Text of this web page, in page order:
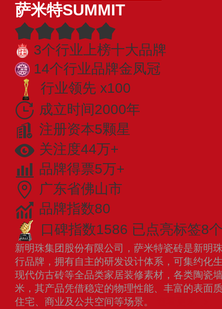
萨米特SUMMIT
3个行业上榜十大品牌
14个行业品牌金凤冠
行业领先 x100
成立时间2000年
注册资本5颗星
关注度44万+
品牌得票5万+
广东省佛山市
品牌指数80
口碑指数1586 已点亮标签8
新明珠集团股份有限公司，萨米特瓷砖是新明
行品牌，拥有自主的研发设计体系，可集约化
现代仿古砖等全品类家居装修素材，各类陶瓷
米，其产品凭借稳定的物理性能、丰富的表面
住宅、商业及公共空间等场景。